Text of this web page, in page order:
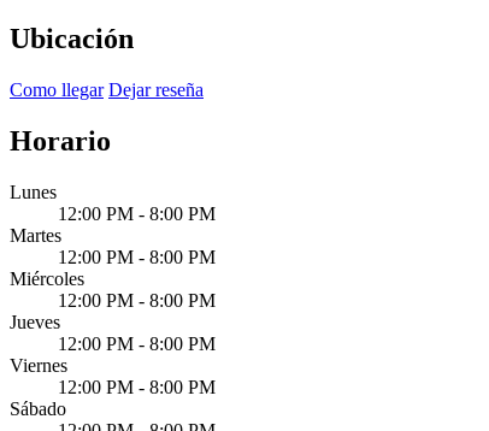
Ubicación
Como llegar Dejar reseña
Horario
Lunes
12:00 PM - 8:00 PM
Martes
12:00 PM - 8:00 PM
Miércoles
12:00 PM - 8:00 PM
Jueves
12:00 PM - 8:00 PM
Viernes
12:00 PM - 8:00 PM
Sábado